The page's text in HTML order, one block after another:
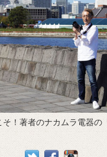
そ！著者のナカムラ電器の